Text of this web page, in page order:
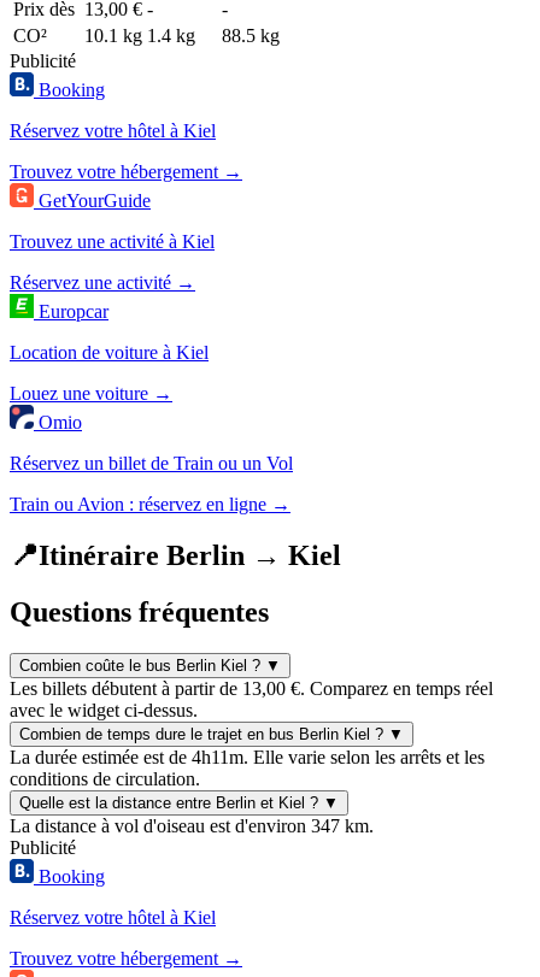
Prix dès 13,00 € -
-
CO²
10.1 kg 1.4 kg
88.5 kg
Publicité
Booking
Réservez votre hôtel à Kiel
Trouvez votre hébergement →
GetYourGuide
Trouvez une activité à Kiel
Réservez une activité →
Europcar
Location de voiture à Kiel
Louez une voiture →
Omio
Réservez un billet de Train ou un Vol
Train ou Avion : réservez en ligne →
📍Itinéraire Berlin → Kiel
Questions fréquentes
Combien coûte le bus Berlin Kiel ? ▼
Les billets débutent à partir de 13,00 €. Comparez en temps réel
avec le widget ci-dessus.
Combien de temps dure le trajet en bus Berlin Kiel ? ▼
La durée estimée est de 4h11m. Elle varie selon les arrêts et les
conditions de circulation.
Quelle est la distance entre Berlin et Kiel ? ▼
La distance à vol d'oiseau est d'environ 347 km.
Publicité
Booking
Réservez votre hôtel à Kiel
Trouvez votre hébergement →